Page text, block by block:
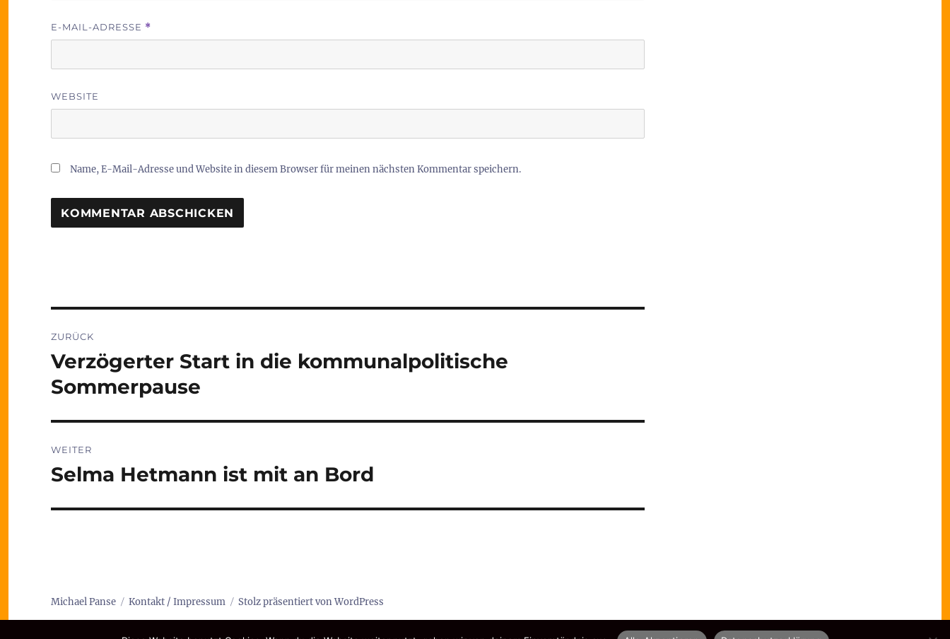
E-MAIL-ADRESSE *
WEBSITE
Name, E-Mail-Adresse und Website in diesem Browser für meinen nächsten Kommentar speichern.
ZURÜCK
Vorheriger
Beitrag:
Verzögerter Start in die kommunalpolitische
Sommerpause
WEITER
Nächster
Selma Hetmann ist mit an Bord
Michael Panse Kontakt / Impressum Stolz präsentiert von WordPress